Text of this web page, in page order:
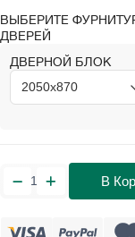
ВЫБЕРИТЕ
ДВЕРЕЙ
ДВЕРНОЙ БЛОК
В